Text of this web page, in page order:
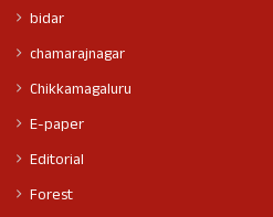
bidar
chamarajnagar
Chikkamagaluru
E-paper
Editorial
Forest